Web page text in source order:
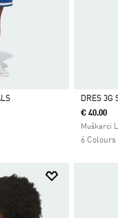
Da
DRES 3G
€ 40.00
Muškarci
6 Colours